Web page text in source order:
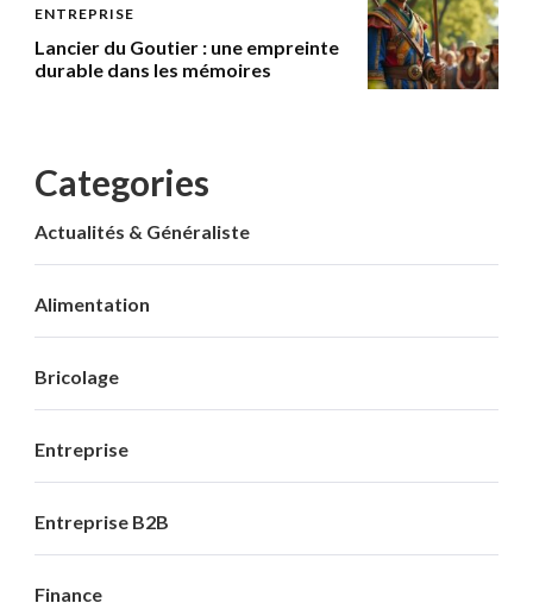
ENTREPRISE
Lancier du Goutier : une empreinte
durable dans les mémoires
Categories
Actualités & Généraliste
Alimentation
Bricolage
Entreprise
Entreprise B2B
Finance